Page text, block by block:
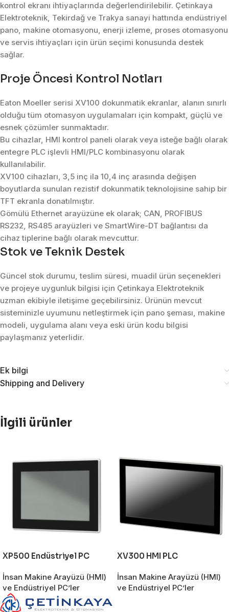
kontrol ekranı ihtiyaçlarında değerlendirilebilir. Çetinkaya
Elektroteknik, Tekirdağ ve Trakya sanayi hattında endüstriyel
pano, makine otomasyonu, enerji izleme, proses otomasyonu
ve servis ihtiyaçları için ürün seçimi konusunda destek
sağlar.
Proje Öncesi Kontrol Notları
Eaton Moeller serisi XV100 dokunmatik ekranlar, alanın sınırlı
olduğu tüm otomasyon uygulamaları için kompakt, güçlü ve
esnek çözümler sunmaktadır.
Bu cihazlar, HMI kontrol paneli olarak veya isteğe bağlı olarak
entegre PLC işlevli HMI/PLC kombinasyonu olarak
kullanılabilir.
XV100 cihazları, 3,5 inç ila 10,4 inç arasında değişen
boyutlarda sunulan rezistif dokunmatik teknolojisine sahip bir
TFT ekranla donatılmıştır.
Gömülü Ethernet arayüzüne ek olarak; CAN, PROFIBUS
RS232, RS485 arayüzleri ve SmartWire-DT bağlantısı da
cihaz tiplerine bağlı olarak mevcuttur.
Stok ve Teknik Destek
Güncel stok durumu, teslim süresi, muadil ürün seçenekleri
ve projeye uygunluk bilgisi için Çetinkaya Elektroteknik
uzman ekibiyle iletişime geçebilirsiniz. Ürünün mevcut
sisteminizle uyumunu netleştirmek için pano şeması, makine
modeli, uygulama alanı veya eski ürün kodu bilgisi
paylaşmanız yeterlidir.
Ek bilgi
Shipping and Delivery
İlgili ürünler
XP500 Endüstriyel PC
İnsan Makine Arayüzü (HMI)
ve Endüstriyel PC’ler
XV300 HMI PLC
İnsan Makine Arayüzü (HMI)
ve Endüstriyel PC’ler